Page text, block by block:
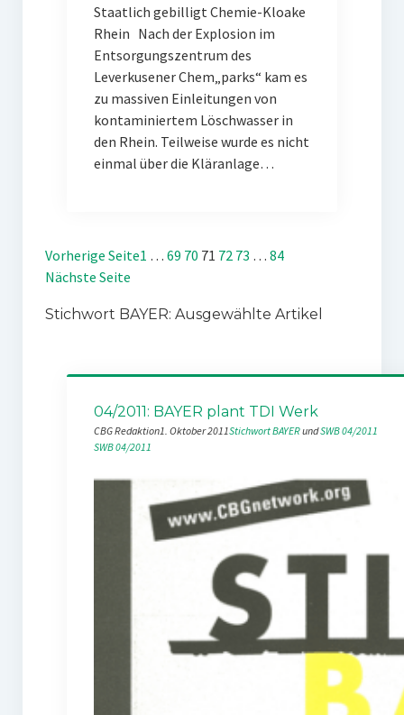
Staatlich gebilligt Chemie-Kloake
Rhein Nach der Explosion im
Entsorgungszentrum des
Leverkusener Chem„parks“ kam es
zu massiven Einleitungen von
kontaminiertem Löschwasser in
den Rhein. Teilweise wurde es nicht
einmal über die Kläranlage…
Vorherige Seite1 … 69 70 71 72 73 … 84
Nächste Seite
Stichwort BAYER: Ausgewählte Artikel
04/2011: BAYER plant TDI Werk
CBG Redaktion1. Oktober 2011Stichwort BAYER und SWB 04/2011
SWB 04/2011